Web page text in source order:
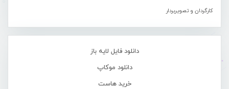
کارگردان و تصویربردار
دانلود فایل لایه باز
دانلود موکاپ
خرید هاست